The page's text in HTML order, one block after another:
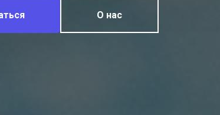
О нас